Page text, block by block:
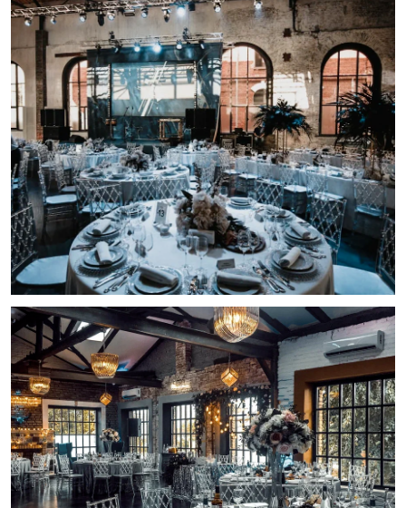
декора. Еще одной особенностью является
выход на летнюю веранду с видом на
урбан-парк с множеством растений и
инсталляций. С технической стороны, в
зале есть все необходимое оборудование –
большой светодиодный экран и
качественное световое и звуковое
оснащение. Площадь 360кв.м., банкет до 280
персон, фуршет до 400 персон.
Morrison Hall. Харизматичный лофт с
дерзким характером Джима Моррисона.
Свобода и рок – основа стиля этого зала.
Атмосферой и энергией пространство
наполняет настоящий камин с декором из
разнофактурной плитки ручной работы.
Стены зала выполнены в холодных серых
и теплых каштановых оттенках, добавляя
кирпичной классике больше эклектики.
Высокие потолки украшены люстрами
необычных кубических форм, создавая
атмосферу настоящего арт- перформанса
среди грубых балок и перегородок. Может
быть в качестве дополнительного зала к
Banksy Hall. Площадь 150 кв.м., банкет до 60